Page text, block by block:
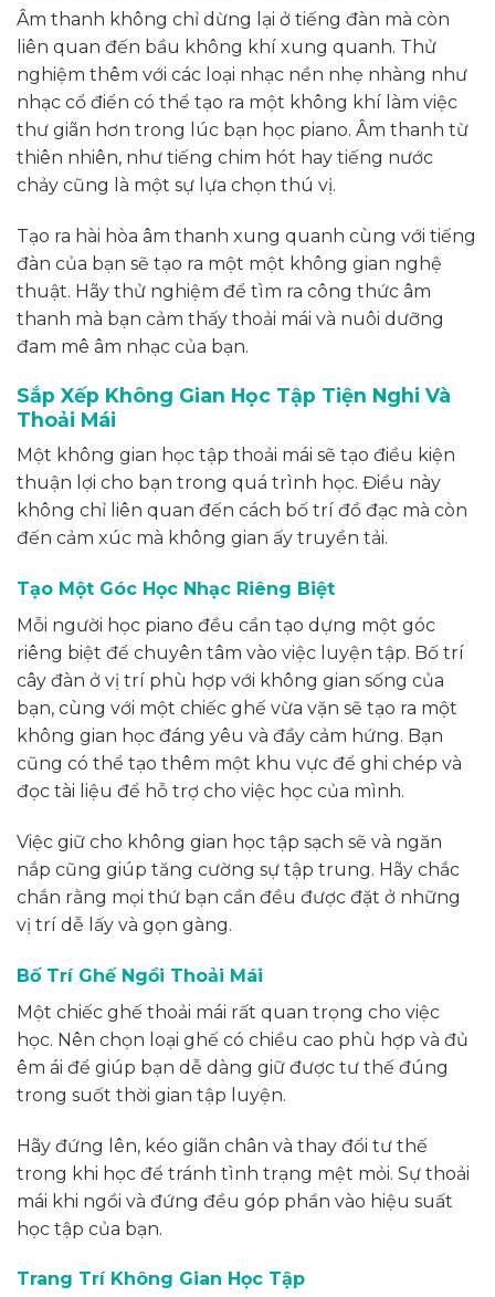
Âm thanh không chỉ dừng lại ở tiếng đàn mà còn
liên quan đến bầu không khí xung quanh. Thử
nghiệm thêm với các loại nhạc nền nhẹ nhàng như
nhạc cổ điển có thể tạo ra một không khí làm việc
thư giãn hơn trong lúc bạn học piano. Âm thanh từ
thiên nhiên, như tiếng chim hót hay tiếng nước
chảy cũng là một sự lựa chọn thú vị.
Tạo ra hài hòa âm thanh xung quanh cùng với tiếng
đàn của bạn sẽ tạo ra một một không gian nghệ
thuật. Hãy thử nghiệm để tìm ra công thức âm
thanh mà bạn cảm thấy thoải mái và nuôi dưỡng
đam mê âm nhạc của bạn.
Sắp Xếp Không Gian Học Tập Tiện Nghi Và
Thoải Mái
Một không gian học tập thoải mái sẽ tạo điều kiện
thuận lợi cho bạn trong quá trình học. Điều này
không chỉ liên quan đến cách bố trí đồ đạc mà còn
đến cảm xúc mà không gian ấy truyền tải.
Tạo Một Góc Học Nhạc Riêng Biệt
Mỗi người học piano đều cần tạo dựng một góc
riêng biệt để chuyên tâm vào việc luyện tập. Bố trí
cây đàn ở vị trí phù hợp với không gian sống của
bạn, cùng với một chiếc ghế vừa vặn sẽ tạo ra một
không gian học đáng yêu và đầy cảm hứng. Bạn
cũng có thể tạo thêm một khu vực để ghi chép và
đọc tài liệu để hỗ trợ cho việc học của mình.
Việc giữ cho không gian học tập sạch sẽ và ngăn
nắp cũng giúp tăng cường sự tập trung. Hãy chắc
chắn rằng mọi thứ bạn cần đều được đặt ở những
vị trí dễ lấy và gọn gàng.
Bố Trí Ghế Ngồi Thoải Mái
Một chiếc ghế thoải mái rất quan trọng cho việc
học. Nên chọn loại ghế có chiều cao phù hợp và đủ
êm ái để giúp bạn dễ dàng giữ được tư thế đúng
trong suốt thời gian tập luyện.
Hãy đứng lên, kéo giãn chân và thay đổi tư thế
trong khi học để tránh tình trạng mệt mỏi. Sự thoải
mái khi ngồi và đứng đều góp phần vào hiệu suất
học tập của bạn.
Trang Trí Không Gian Học Tập